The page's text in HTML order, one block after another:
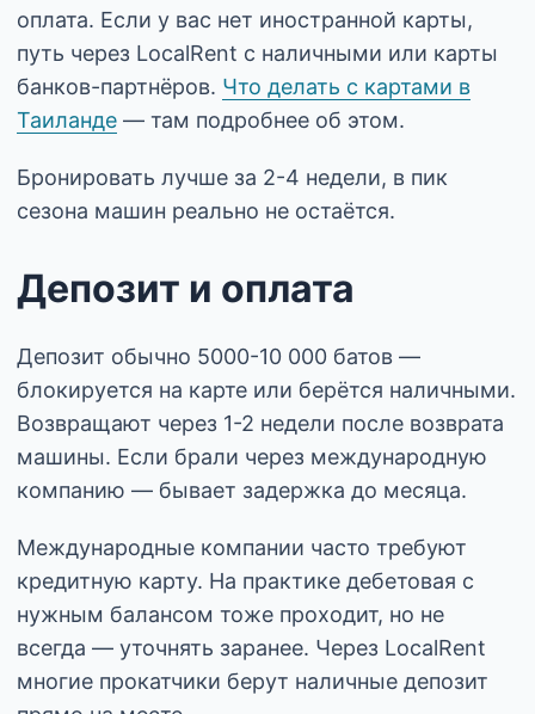
оплата. Если у вас нет иностранной карты,
путь через LocalRent с наличными или карты
банков-партнёров. Что делать с картами в
Таиланде — там подробнее об этом.
Бронировать лучше за 2-4 недели, в пик
сезона машин реально не остаётся.
Депозит и оплата
Депозит обычно 5000-10 000 батов —
блокируется на карте или берётся наличными.
Возвращают через 1-2 недели после возврата
машины. Если брали через международную
компанию — бывает задержка до месяца.
Международные компании часто требуют
кредитную карту. На практике дебетовая с
нужным балансом тоже проходит, но не
всегда — уточнять заранее. Через LocalRent
многие прокатчики берут наличные депозит